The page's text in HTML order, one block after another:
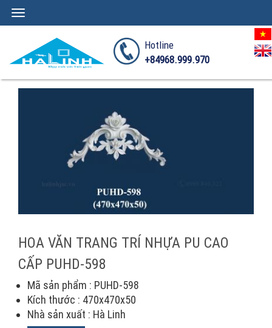
Hotline
+84968.999.970
Toggle
HOA VĂN TRANG TRÍ NHỰA PU CAO
CẤP PUHD-598
Mã sản phẩm : PUHD-598
Kích thước : 470x470x50
Nhà sản xuất : Hà Linh